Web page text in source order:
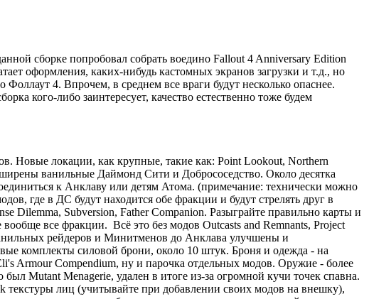
сборке попробовал собрать воедино Fallout 4 Anniversary Edition
оформления, каких-нибудь кастомных экранов загрузки и т.д., но
4. Впрочем, в среднем все враги будут несколько опаснее.
кого-либо заинтересует, качество естественно тоже будем
Новые локации, как крупные, такие как: Point Lookout, Northern
ванильные Даймонд Сити и Добрососедство. Около десятка
к Анклаву или детям Атома. (примечание: технически можно
где в ДС будут находится обе фракции и будут стрелять друг в
Dilemma, Subversion, Father Companion. Разыграйте правильно карты и
все фракции. Всё это без модов Outcasts and Remnants, Project
рейдеров и Минитменов до Анклава улучшены и
комплекты силовой брони, около 10 штук. Броня и одежда - на
Armour Compendium, ну и парочка отдельных модов. Оружие - более
Mutant Menagerie, удален в итоге из-за огромной кучи точек спавна.
лиц (учитывайте при добавлении своих модов на внешку),